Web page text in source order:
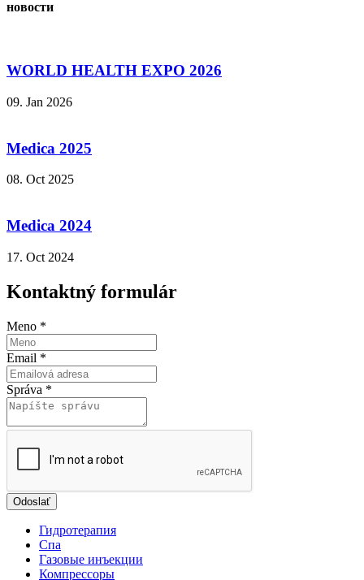
новости
WORLD HEALTH EXPO 2026
09. Jan 2026
Medica 2025
08. Oct 2025
Medica 2024
17. Oct 2024
Kontaktný formulár
Meno *
Email *
Správa *
Odoslať
Гидротерапия
Спа
Газовые инъекции
Компрессоры